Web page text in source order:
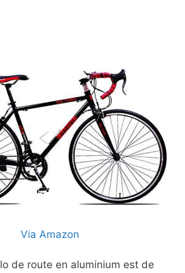
Via Amazon
de route en aluminium est de